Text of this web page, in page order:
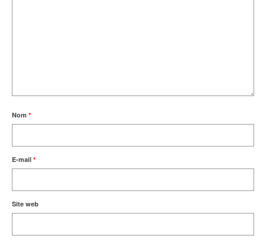
Nom *
E-mail *
Site web